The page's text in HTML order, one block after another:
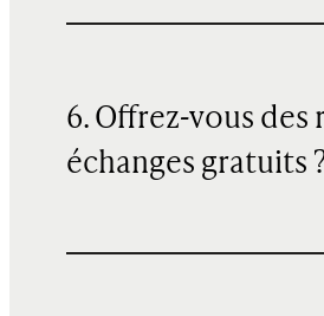
6. Offrez-vous des
échanges gratuits